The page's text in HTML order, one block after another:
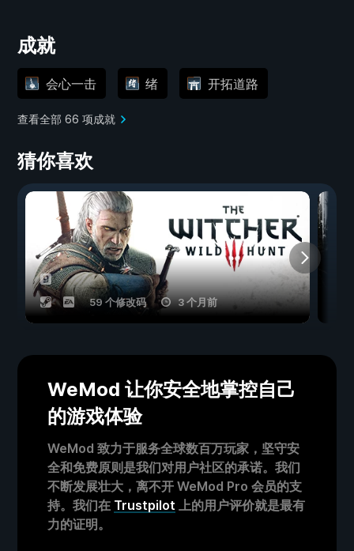
成就
会心一击 绪 开拓道路
查看全部 66 项成就
猜你喜欢
59 个修改码 3 个月前
WeMod 让你安全地掌控自己
的游戏体验
WeMod 致力于服务全球数百万玩家，坚守安
全和免费原则是我们对用户社区的承诺。我们
不断发展壮大，离不开 WeMod Pro 会员的支
持。我们在 Trustpilot 上的用户评价就是最有
力的证明。